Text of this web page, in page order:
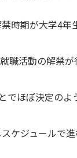
時期が大学4年
職活動の解禁
ほぼ決定のよ
ケジュールで